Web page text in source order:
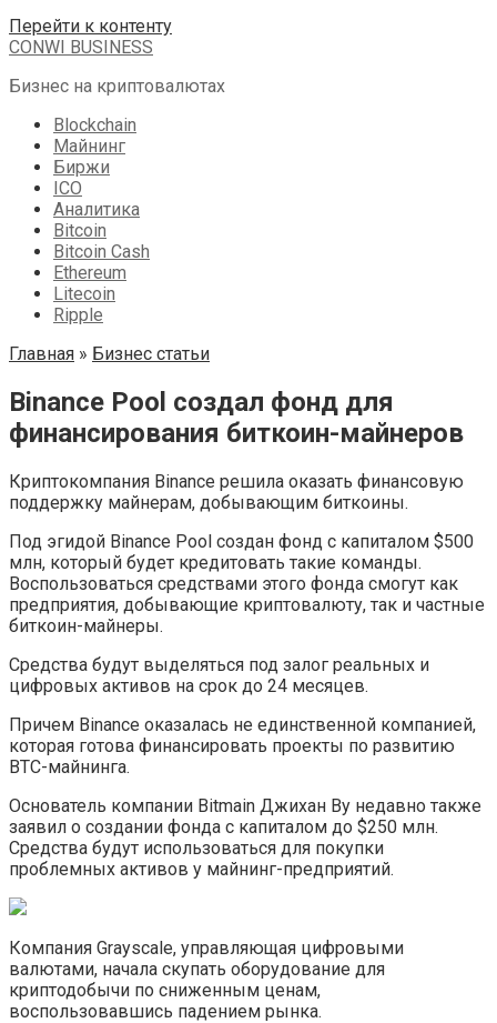
Перейти к контенту
CONWI BUSINESS
Бизнес на криптовалютах
Blockchain
Майнинг
Биржи
ICO
Аналитика
Bitcoin
Bitcoin Cash
Ethereum
Litecoin
Ripple
Главная » Бизнес статьи
Binance Pool создал фонд для
финансирования биткоин-майнеров
Криптокомпания Binance решила оказать финансовую
поддержку майнерам, добывающим биткоины.
Под эгидой Binance Pool создан фонд с капиталом $500
млн, который будет кредитовать такие команды.
Воспользоваться средствами этого фонда смогут как
предприятия, добывающие криптовалюту, так и частные
биткоин-майнеры.
Средства будут выделяться под залог реальных и
цифровых активов на срок до 24 месяцев.
Причем Binance оказалась не единственной компанией,
которая готова финансировать проекты по развитию
BTC-майнинга.
Основатель компании Bitmain Джихан Ву недавно также
заявил о создании фонда с капиталом до $250 млн.
Средства будут использоваться для покупки
проблемных активов у майнинг-предприятий.
Компания Grayscale, управляющая цифровыми
валютами, начала скупать оборудование для
криптодобычи по сниженным ценам,
воспользовавшись падением рынка.